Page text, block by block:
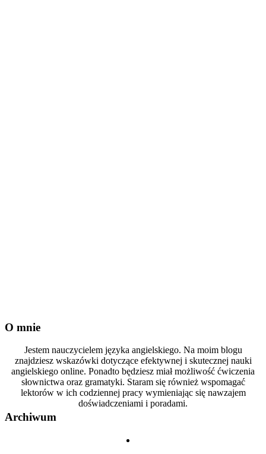
O mnie
Jestem nauczycielem języka angielskiego. Na moim blogu
znajdziesz wskazówki dotyczące efektywnej i skutecznej nauki
angielskiego online. Ponadto będziesz miał możliwość ćwiczenia
słownictwa oraz gramatyki. Staram się również wspomagać
lektorów w ich codziennej pracy wymieniając się nawzajem
doświadczeniami i poradami.
Archiwum